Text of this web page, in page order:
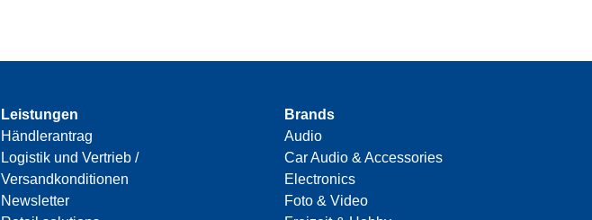
Leistungen
Händlerantrag
Logistik und Vertrieb /
Versandkonditionen
Newsletter
Brands
Audio
Car Audio & Accessories
Electronics
Foto & Video